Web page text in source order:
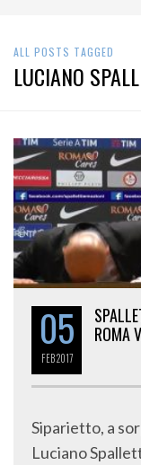
ALL POSTS TAGGED
LUCIANO
05
FEB2017
ROMA
Siparietto, a
Luciano